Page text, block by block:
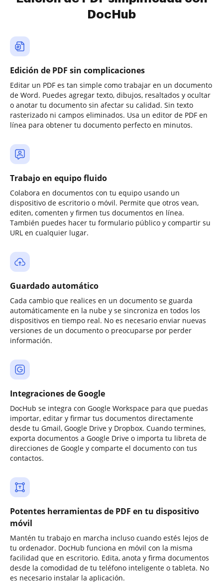
DocHub
Edición de PDF sin complicaciones
Editar un PDF es tan simple como trabajar en un documento
de Word. Puedes agregar texto, dibujos, resaltados y ocultar
o anotar tu documento sin afectar su calidad. Sin texto
rasterizado ni campos eliminados. Usa un editor de PDF en
línea para obtener tu documento perfecto en minutos.
Trabajo en equipo fluido
Colabora en documentos con tu equipo usando un
dispositivo de escritorio o móvil. Permite que otros vean,
editen, comenten y firmen tus documentos en línea.
También puedes hacer tu formulario público y compartir su
URL en cualquier lugar.
Guardado automático
Cada cambio que realices en un documento se guarda
automáticamente en la nube y se sincroniza en todos los
dispositivos en tiempo real. No es necesario enviar nuevas
versiones de un documento o preocuparse por perder
información.
Integraciones de Google
DocHub se integra con Google Workspace para que puedas
importar, editar y firmar tus documentos directamente
desde tu Gmail, Google Drive y Dropbox. Cuando termines,
exporta documentos a Google Drive o importa tu libreta de
direcciones de Google y comparte el documento con tus
contactos.
Potentes herramientas de PDF en tu dispositivo
móvil
Mantén tu trabajo en marcha incluso cuando estés lejos de
tu ordenador. DocHub funciona en móvil con la misma
facilidad que en escritorio. Edita, anota y firma documentos
desde la comodidad de tu teléfono inteligente o tableta. No
es necesario instalar la aplicación.